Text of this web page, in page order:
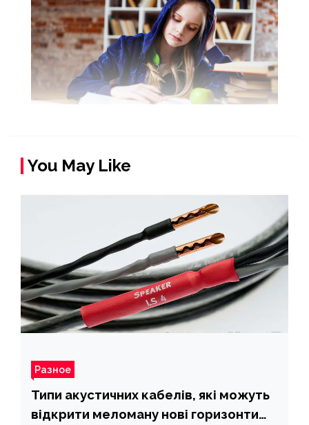
You May Like
Разное
Типи акустичних кабелів, які можуть
відкрити меломану нові горизонти